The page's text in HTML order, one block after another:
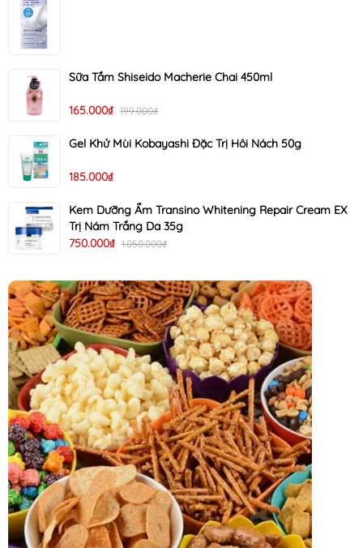
Sữa Tắm Shiseido Macherie Chai 450ml
165.000₫ 199.000₫
Gel Khử Mùi Kobayashi Đặc Trị Hôi Nách 50g
185.000₫
Kem Dưỡng Ẩm Transino Whitening Repair Cream EX
Trị Nám Trắng Da 35g
750.000₫ 1.050.000₫